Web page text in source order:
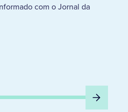
com o Jornal da